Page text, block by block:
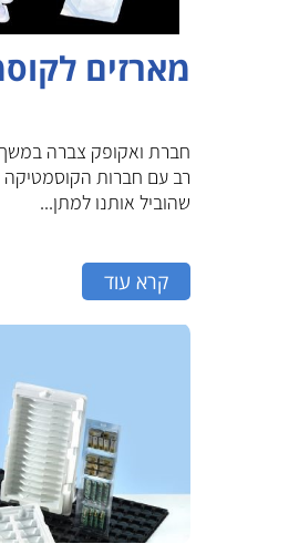
מארזים
חברת ואקופק צברה במשך
רב עם חברות הקוסמטיקה
שהוביל אותנו למתן...
קרא עוד